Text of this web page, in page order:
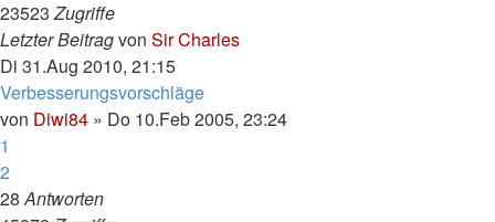
23523Zugriffe
Letzter Beitragvon Sir Charles
Di 31.Aug 2010, 21:15
Verbesserungsvorschläge
von Diwi84 » Do 10.Feb 2005, 23:24
1
2
28Antworten